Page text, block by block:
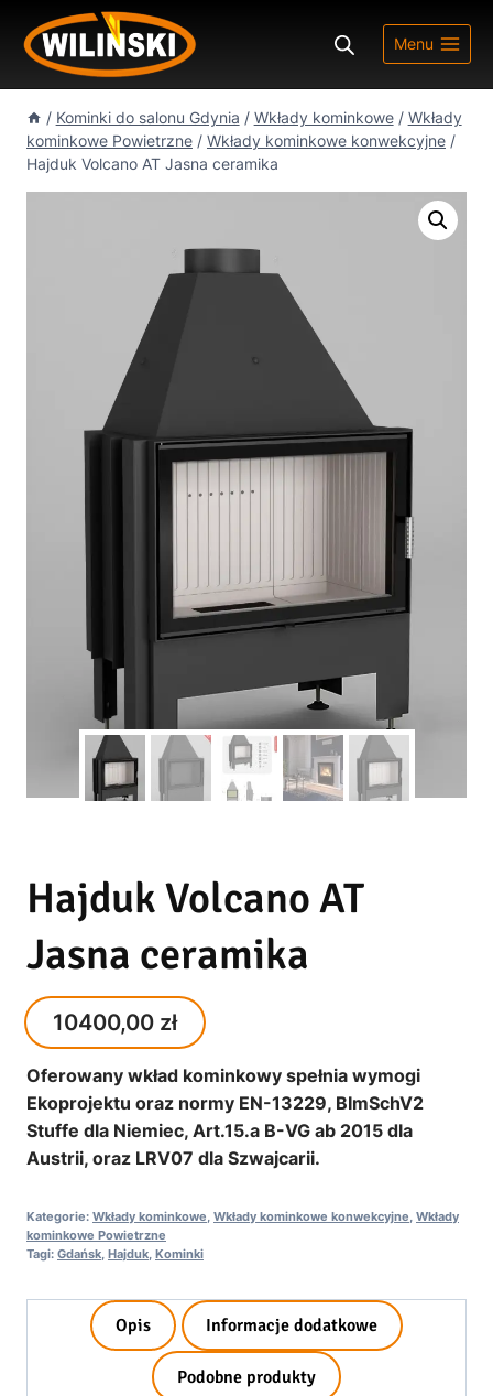
Przejdź
treści
Menu
/ Kominki do salonu Gdynia / Wkłady kominkowe / Wkłady
kominkowe Powietrzne / Wkłady kominkowe konwekcyjne /
Hajduk Volcano AT Jasna ceramika
Hajduk Volcano AT
Jasna ceramika
10400,00 zł
Oferowany wkład kominkowy spełnia wymogi
Ekoprojektu oraz normy EN-13229, BImSchV2
Stuffe dla Niemiec, Art.15.a B-VG ab 2015 dla
Austrii, oraz LRV07 dla Szwajcarii.
Kategorie: Wkłady kominkowe Wkłady kominkowe konwekcyjne Wkłady
kominkowe Powietrzne
Tagi: Gdańsk Hajduk Kominki
Opis Informacje dodatkowe
Podobne produkty